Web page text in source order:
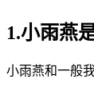
1.小雨燕
小雨燕和一般